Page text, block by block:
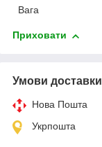
Вага
Приховати
Умови доставки
Нова Пошта
Укрпошта